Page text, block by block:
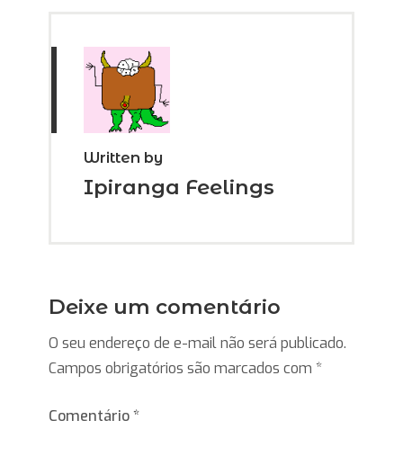
Written by
Ipiranga Feelings
Deixe um comentário
O seu endereço de e-mail não será publicado.
Campos obrigatórios são marcados com *
Comentário*